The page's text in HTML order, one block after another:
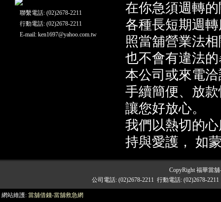
聯繫電話: (02)2678-2211
行動電話: (02)2678-2211
E-mail: ken1697@yahoo.com.tw
在你急須週轉
各種長短期週
照當舖營業法
也不會有違法
本公司或來電
手續簡便、放
讓您好放心。
我們以熱切的
持與愛護， 如
CopyRight 福華當
公司電話: (02)2678-2211 行動電話: (02)2678-
網站維護: 當舖借錢-當舖救急網